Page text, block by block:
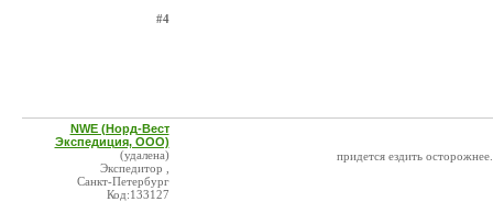
#4
NWE (Норд-Вест
Экспедиция, ООО)
(удалена)
Экспедитор ,
Санкт-Петербург
Код:133127
придется ездить